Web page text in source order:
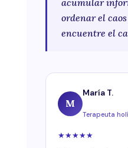
ordenar el
encuentre el
M
María T.
Terapeuta
★★★★★